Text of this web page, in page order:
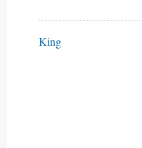
King